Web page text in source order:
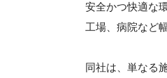
安全かつ快適な
工場、病院など
同社は、単なる